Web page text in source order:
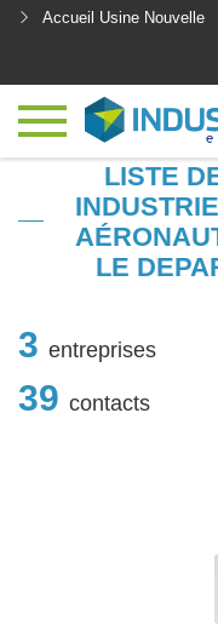
Accueil Usine Nouvelle
LISTE
LE
3 entreprises
39 contacts